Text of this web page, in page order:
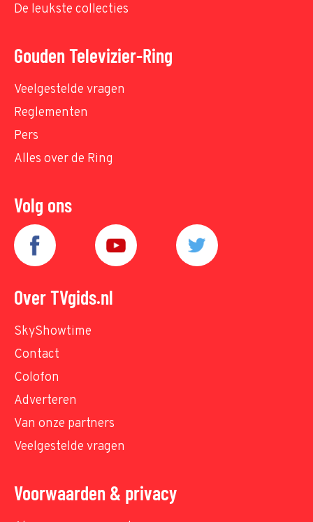
De leukste collecties
Gouden Televizier-Ring
Veelgestelde vragen
Reglementen
Pers
Alles over de Ring
Volg ons
Over TVgids.nl
SkyShowtime
Contact
Colofon
Adverteren
Van onze partners
Veelgestelde vragen
Voorwaarden & privacy